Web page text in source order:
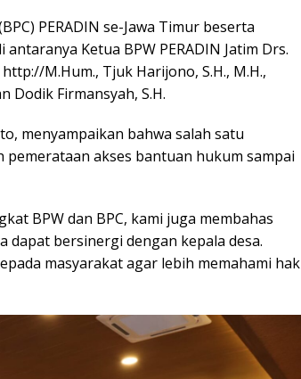
PERADIN se-Jawa Timur beserta
Ketua BPW PERADIN Jatim Drs.
http://M.Hum., Tjuk Harijono, S.H., M.H.,
Dodik Firmansyah, S.H.
menyampaikan bahwa salah satu
akses bantuan hukum sampai
BPW dan BPC, kami juga membahas
dapat bersinergi dengan kepala desa.
masyarakat agar lebih memahami hak